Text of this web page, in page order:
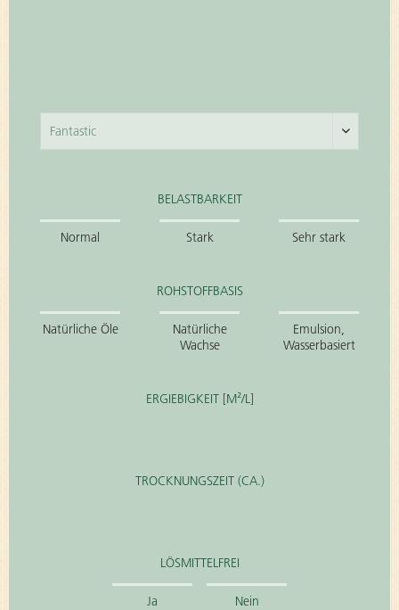
BELASTBARKEIT
Normal Stark Sehr stark
ROHSTOFFBASIS
Natürliche Öle
Natürliche
Wachse
Emulsion,
Wasserbasiert
ERGIEBIGKEIT [M²/L]
TROCKNUNGSZEIT (CA.)
LÖSMITTELFREI
Ja Nein